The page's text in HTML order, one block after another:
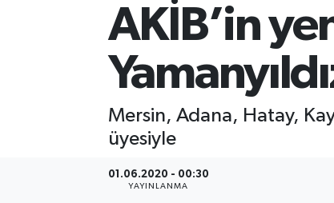
AKİB’in
Mersin, Adana, Hatay,
üyesiyle
01.06.2020 - 00:30
YAYINLANMA
HABERLER